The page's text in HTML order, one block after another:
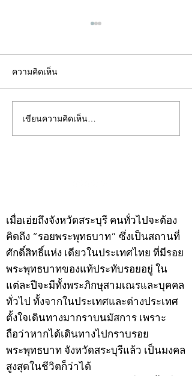
คอลัมน์"จับชีพจรวงการ
พระ"ประจำพุธที่ 29
ความคิดเห็น
เขียนความคิดเห็น…
เมื่อเอ่ยถึงจังหวัดสระบุรี คนทั่วไปจะต้อง
คิดถึง “รอยพระพุทธบาท” ซึ่งเป็นสถานที่
ศักดิ์สิทธิ์แห่ง เดียวในประเทศไทย ที่มีรอย
พระพุทธบาทของแท้ประทับรอยอยู่ ใน
แต่ละปีจะมีทั้งพระภิกษุสามเณรและบุคคล
ทั่วไป ทั้งจากในประเทศและต่างประเทศ
ตั้งใจเดินทางมากราบนมัสการ เพราะ
ถือว่าหากได้เดินทางไปกราบรอย
พระพุทธบาท จังหวัดสระบุรีแล้ว เป็นมงคล
สูงสุดในชีวิตก็ว่าได้